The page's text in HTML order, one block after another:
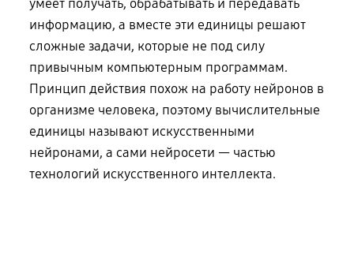
умеет получать, обрабатывать и передавать
информацию, а вместе эти единицы решают
сложные задачи, которые не под силу
привычным компьютерным программам.
Принцип действия похож на работу нейронов в
организме человека, поэтому вычислительные
единицы называют искусственными
нейронами, а сами нейросети — частью
технологий искусственного интеллекта.